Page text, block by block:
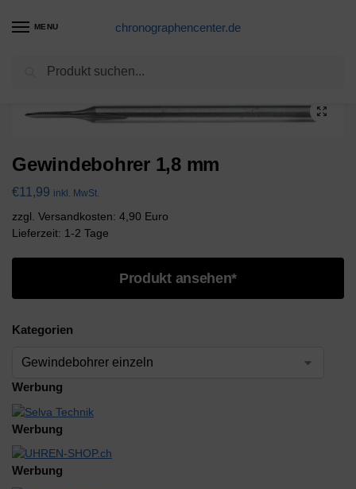
MENU chronographencenter.de
Gewindebohrer einzeln
Gewindebohrer 1,8 mm
€11,99 inkl. MwSt.
zzgl. Versandkosten: 4,90 Euro
Lieferzeit: 1-2 Tage
Produkt ansehen*
Kategorien
Werbung
Werbung
Werbung